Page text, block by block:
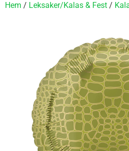
Hem / Leksaker/Kalas & Fest /